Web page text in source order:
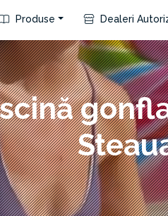
Produse Dealeri